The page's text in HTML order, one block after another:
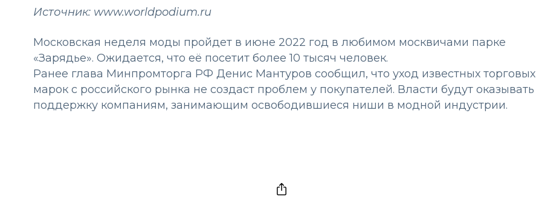
Источник: www.worldpodium.ru
Московская неделя моды пройдет в июне 2022 год в любимом москвичами парке
«Зарядье». Ожидается, что её посетит более 10 тысяч человек.
Ранее глава Минпромторга РФ Денис Мантуров сообщил, что уход известных торговых
марок с российского рынка не создаст проблем у покупателей. Власти будут оказывать
поддержку компаниям, занимающим освободившиеся ниши в модной индустрии.